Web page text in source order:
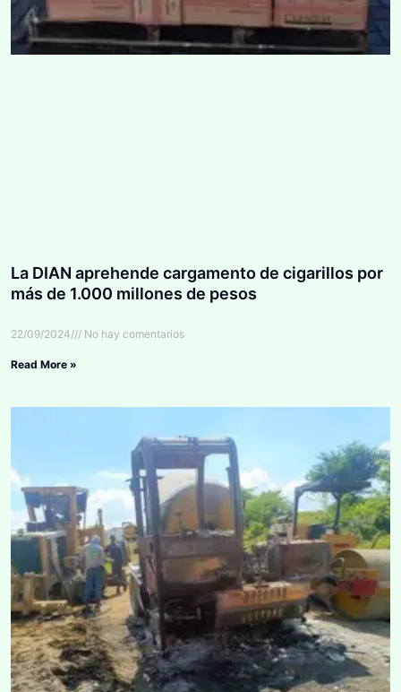
La DIAN aprehende cargamento de cigarillos por
más de 1.000 millones de pesos
22/09/2024 No hay comentarios
Read More »